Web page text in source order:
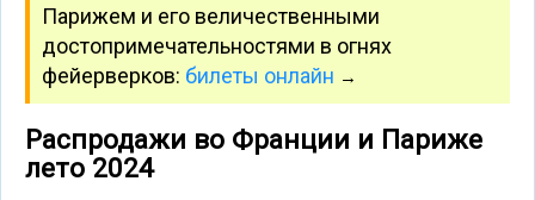
Парижем и его величественными
достопримечательностями в огнях
фейерверков: билеты онлайн →
Распродажи во Франции и Париже
лето 2024